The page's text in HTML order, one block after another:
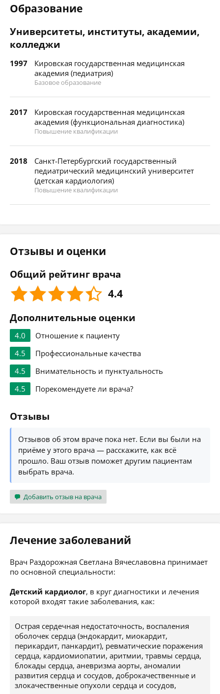
Образование
Университеты, институты, академии,
колледжи
1997
Кировская государственная медицинская
академия (педиатрия)
Базовое образование
2017
Кировская государственная медицинская
академия (функциональная диагностика)
Повышение квалификации
2018
Санкт-Петербургский государственный
педиатрический медицинский университет
(детская кардиология)
Повышение квалификации
Отзывы и оценки
Общий рейтинг врача
4.4
Дополнительные оценки
4.0
Отношение к пациенту
4.5
Профессиональные качества
4.5
Внимательность и пунктуальность
4.5
Порекомендуете ли врача?
Отзывы
Отзывов об этом враче пока нет. Если вы были на
приёме у этого врача — расскажите, как всё
прошло. Ваш отзыв поможет другим пациентам
выбрать врача.
Добавить отзыв на врача
Лечение заболеваний
Врач Раздорожная Светлана Вячеславовна принимает
по основной специальности:
Детский кардиолог, в круг диагностики и лечения
которой входят такие заболевания, как:
Острая сердечная недостаточность, воспаления
оболочек сердца (эндокардит, миокардит,
перикардит, панкардит), ревматические поражения
сердца, кардиомиопатии, аритмии, травмы сердца,
блокады сердца, аневризма аорты, аномалии
развития сердца и сосудов, доброкачественные и
злокачественные опухоли сердца и сосудов,